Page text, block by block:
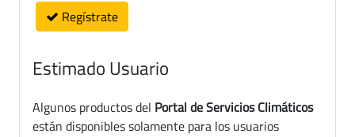
Regístrate
Estimado Usuario
Algunos productos del Portal de Servicios Climáticos
están disponibles solamente para los usuarios